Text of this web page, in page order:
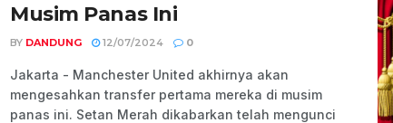
Musim Panas Ini
BY DANDUNG 12/07/2024 0
Jakarta - Manchester United akhirnya akan
mengesahkan transfer pertama mereka di musim
panas ini. Setan Merah dikabarkan telah mengunci